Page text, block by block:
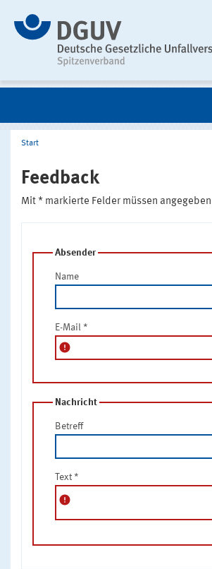
Start
Feedback
Mit * markierte Felder müssen
Absender
Name
E-Mail *
error
Nachricht
Betreff
Text *
error